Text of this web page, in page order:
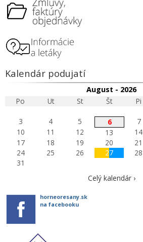
Kalendár podujatí
August - 2026
Po
Ut St Št Pi
3
4 5 6 7
10
11 12 13 14
17
18 19 20 21
24
25 26 27 28
31
Celý kalendár ›
horneoresany.sk
na facebooku